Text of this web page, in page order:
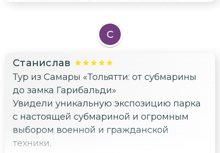
С
Станислав
Тур из Самары «Тольятти: от субмарины
до замка Гарибальди»
Увидели уникальную экспозицию парка
с настоящей субмариной и огромным
выбором военной и гражданской
техники.